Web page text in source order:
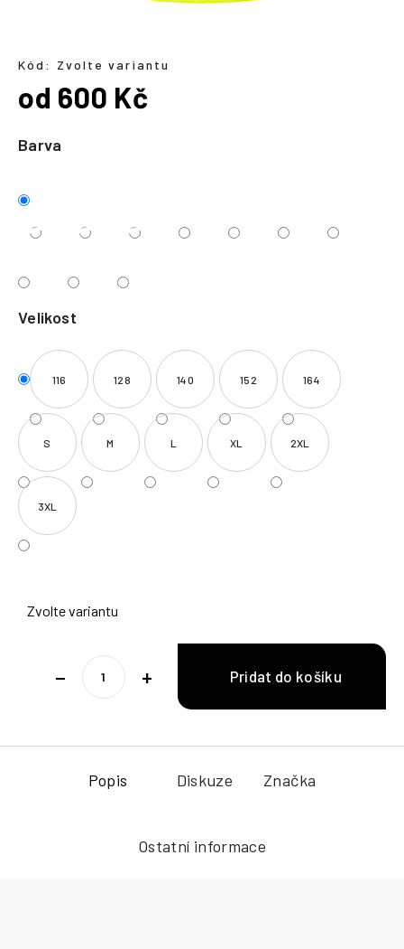
Barva
Velikost
116 128 140 152 164
S M L XL 2XL
3XL
Zvolte variantu
+
−
Kód: Zvolte variantu
od 600 Kč
cena:
Popis Diskuze Značka
Ostatní informace
í
t
?